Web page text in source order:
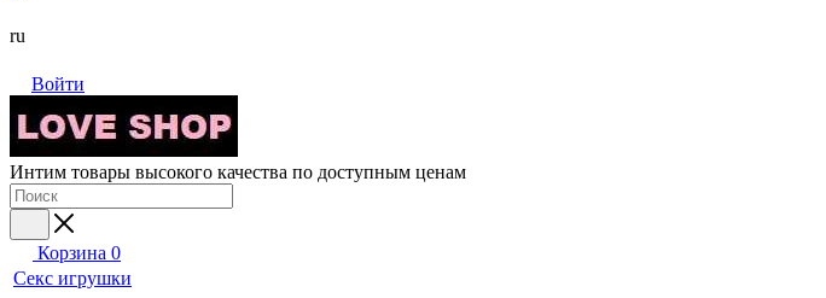
ru
Войти
Интим товары высокого качества по доступным ценам
Корзина 0
Секс игрушки